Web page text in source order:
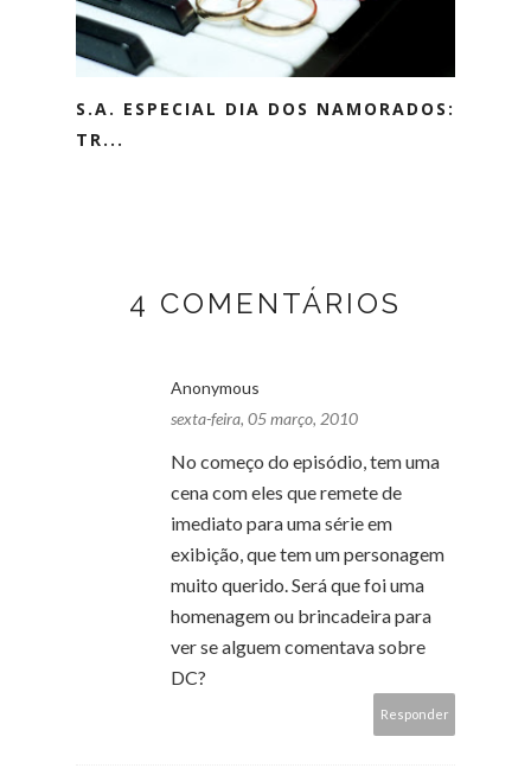
S.A. ESPECIAL DIA DOS NAMORADOS:
TR...
4 COMENTÁRIOS
Anonymous
sexta-feira, 05 março, 2010
No começo do episódio, tem uma
cena com eles que remete de
imediato para uma série em
exibição, que tem um personagem
muito querido. Será que foi uma
homenagem ou brincadeira para
ver se alguem comentava sobre
DC?
Responder